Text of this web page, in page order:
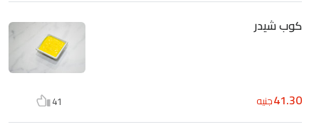
كوب شيدر
41.30جنيه 41